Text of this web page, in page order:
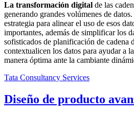
La transformación digital de las
generando grandes volúmenes de
estrategia para alinear el uso de esos
importantes, además de simplificar los
sofisticados de planificación de cadena
contextualicen los datos para ayudar a
manera óptima ante la cambiante
Tata Consultancy Services
Diseño de producto